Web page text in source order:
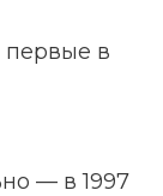
в
— в 1997